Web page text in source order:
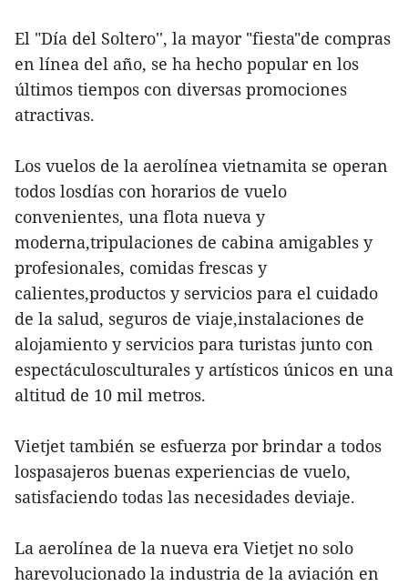
El "Día del Soltero'', la mayor "fiesta"de compras
en línea del año, se ha hecho popular en los
últimos tiempos con diversas promociones
atractivas.
Los vuelos de la aerolínea vietnamita se operan
todos losdías con horarios de vuelo
convenientes, una flota nueva y
moderna,tripulaciones de cabina amigables y
profesionales, comidas frescas y
calientes,productos y servicios para el cuidado
de la salud, seguros de viaje,instalaciones de
alojamiento y servicios para turistas junto con
espectáculosculturales y artísticos únicos en una
altitud de 10 mil metros.
Vietjet también se esfuerza por brindar a todos
lospasajeros buenas experiencias de vuelo,
satisfaciendo todas las necesidades deviaje.
La aerolínea de la nueva era Vietjet no solo
harevolucionado la industria de la aviación en